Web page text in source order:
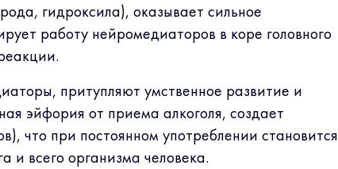
гидроксила), оказывает сильное
работу нейромедиаторов в коре головного
притупляют умственное развитие и
эйфория от приема алкоголя, создает
что при постоянном употреблении становится
и всего организма человека.